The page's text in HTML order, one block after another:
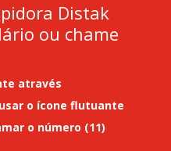
Distak
ou chame
através
o ícone flutuante
o número (11)